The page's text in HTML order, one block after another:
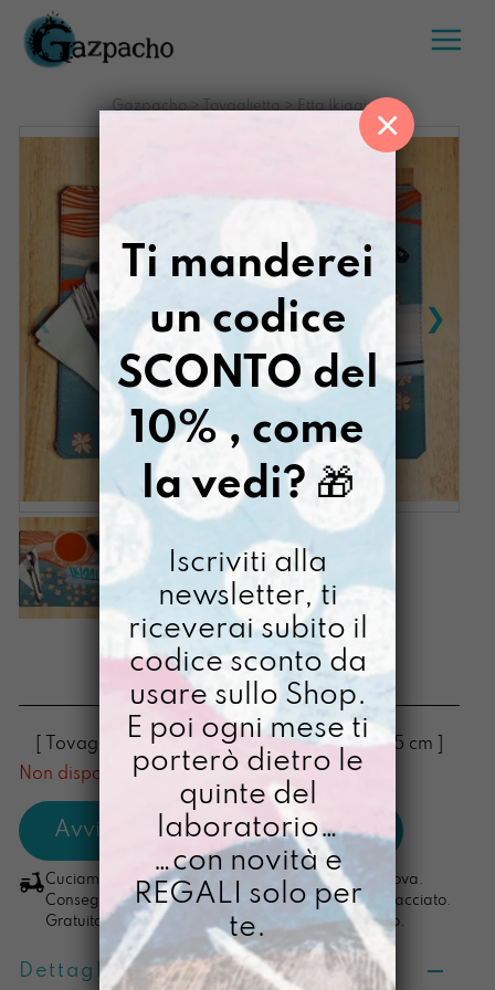
Salta
contenuto
Gazpacho > Tovaglietta > Etta Ikigai
ETTA IKIGAI
€ 20,00
[ Tovaglietta Tovaglietta Americana: 34 X 45 cm ]
Non disponibile al momento
Cuciamo ogni ordine nel nostro laboratorio di Padova.
Consegna in 4/5 giorni lavorativi, pacco sempre tracciato.
Gratuita per ordini di importo superiore ai 100 euro.
Dettagli prodotto
Ti manderei
un codice
SCONTO del
10% , come
la vedi? 🎁
Iscriviti alla
newsletter, ti
riceverai subito il
codice sconto da
usare sullo Shop.
E poi ogni mese ti
porterò dietro le
quinte del
laboratorio…
…con novità e
REGALI solo per
te.
×